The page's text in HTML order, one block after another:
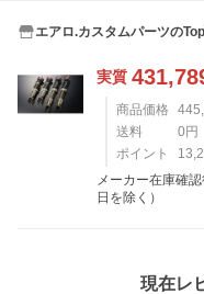
エアロ.カスタムパーツの
実質
商品価格
送料
0 円
ポイント
メーカー在庫確
日を除く）
現在レ